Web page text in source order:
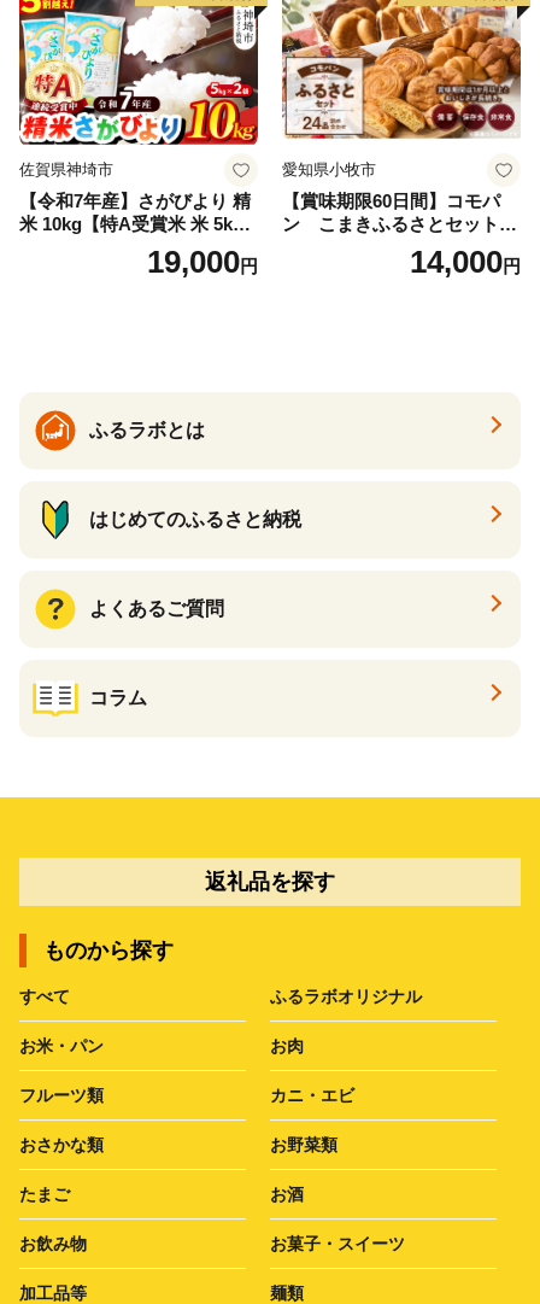
佐賀県神埼市
【令和7年産】さがびより 精
米 10kg【特A受賞米 米 5kg×
2袋 お米 コメ こめ 国産 美味
しい ブランド米 人気 ランキ
19,000円
愛知県小牧市
【賞味期限60日間】コモパ
ン こまきふるさとセット
（24個入り）／災害用備蓄
保存食 非常食 防災グッズに
14,000円
ふるラボとは
はじめてのふるさと納税
よくあるご質問
コラム
返礼品を探す
ものから探す
すべて ふるラボオリジナル
お米・パン お肉
フルーツ類 カニ・エビ
おさかな類 お野菜類
たまご お酒
お飲み物 お菓子・スイーツ
加工品等 麺類